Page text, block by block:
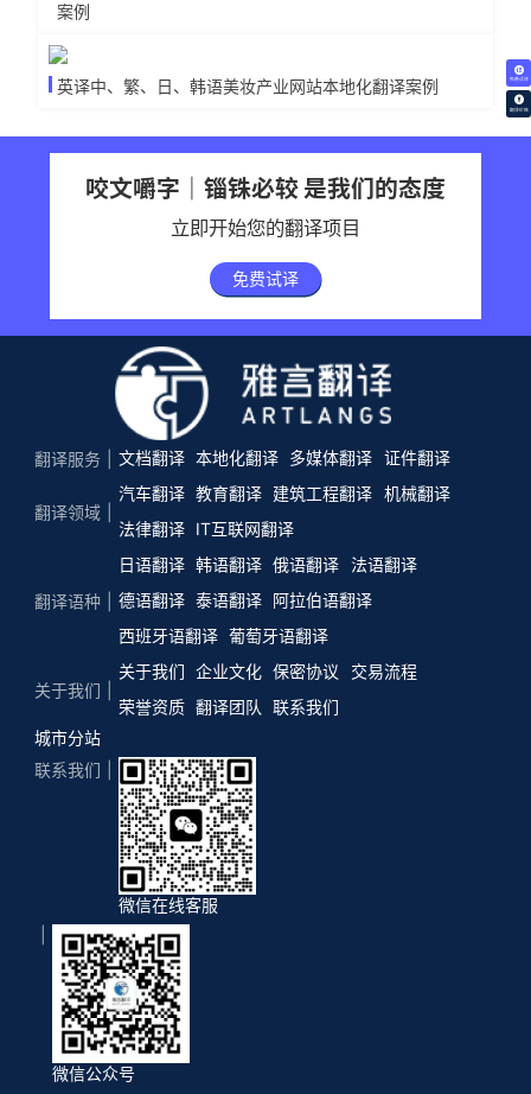
免费试译
翻译价格
案例
英译中、繁、日、韩语美妆产业网站本地化翻译案例
咬文嚼字｜锱铢必较 是我们的态度
立即开始您的翻译项目
免费试译
翻译服务 文档翻译 本地化翻译 多媒体翻译 证件翻译
翻译领域
汽车翻译 教育翻译 建筑工程翻译 机械翻译
法律翻译
IT互联网翻译
翻译语种
日语翻译 韩语翻译 俄语翻译
法语翻译
德语翻译 泰语翻译 阿拉伯语翻译
西班牙语翻译 葡萄牙语翻译
关于我们
关于我们 企业文化 保密协议
交易流程
荣誉资质 翻译团队
联系我们
城市分站
联系我们
微信在线客服
微信公众号